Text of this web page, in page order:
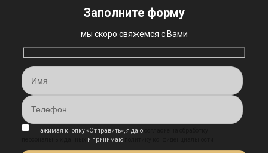
Заполните форму
мы скоро свяжемся с Вами
Нажимая кнопку «Отправить», я даю
и принимаю